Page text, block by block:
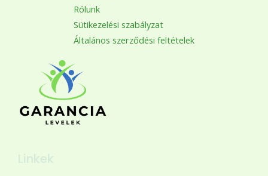
Rólunk
Sütikezelési szabályzat
Általános szerződési feltételek
Linkek